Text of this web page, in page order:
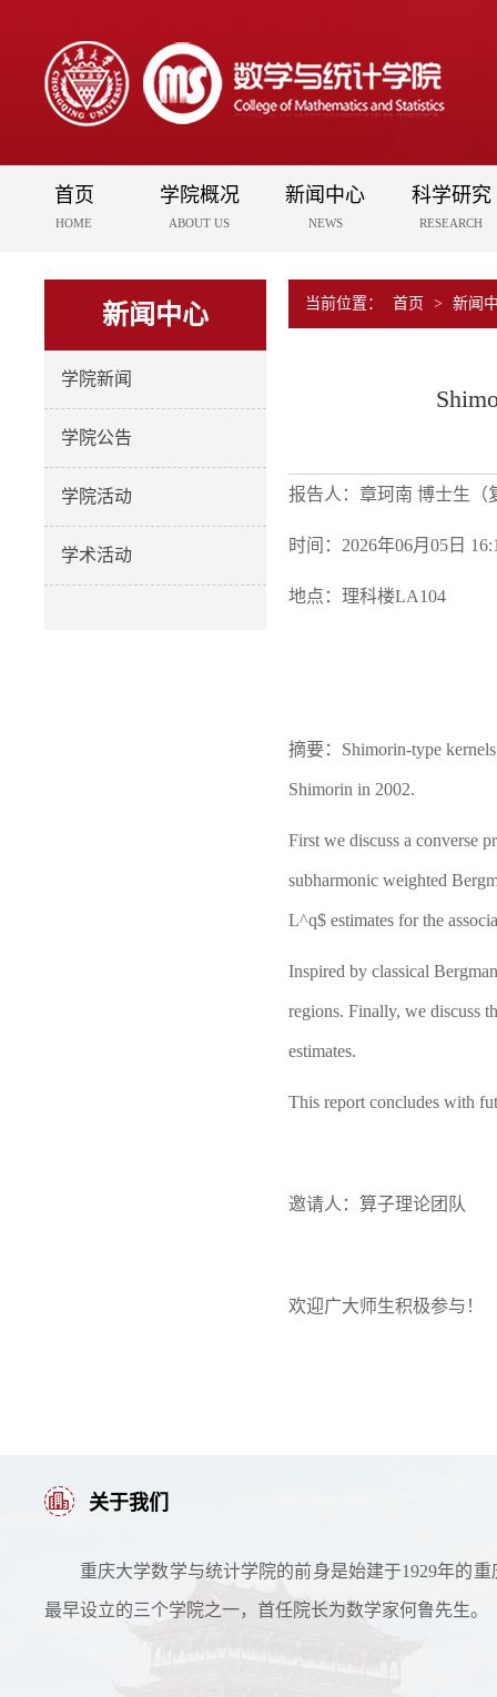
首页
HOME
学院概况
ABOUT US
新闻中心
NEWS
科学研究
RESEARCH
新闻中心
学院新闻
学院公告
学院活动
学术活动
当前位置： 首页 > 新闻
报告人：章珂南 博士生（
时间：2026年06月05日
地点：理科楼LA104
摘要： Shimorin-type
Shimorin in 2002.
First we discuss a converse
subharmonic weighted
L^q$ estimates for the
Inspired by classical
regions. Finally, we discuss
estimates.
This report concludes with
邀请人： 算子理论团队
欢迎广大师生积极参与！
关于我们
重庆大学数学与统计学院的前身是始建于1929年的
最早设立的三个学院之一，首任院长为数学家何鲁先生。